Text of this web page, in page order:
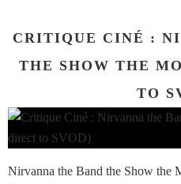
CRITIQUE CINÉ :
THE SHOW THE
TO
Nirvanna the Band the Show the